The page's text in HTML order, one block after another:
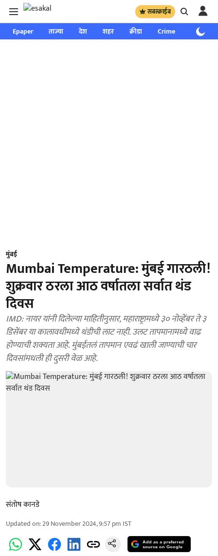
सबस्क्राईब
Epaper ताज्या देश शहर क्रीडा Crime साप्ताहिक
मुंबई
Mumbai Temperature: मुंबई गारठली!
शुक्रवार ठरला आठ वर्षातला सर्वात थंड
दिवस
IMD: नायर यांनी दिलेल्या माहितीनुसार, महाराष्ट्रामध्ये ३० नोव्हेंबर ते ३
डिसेंबर या कालावधीमध्ये थंडीची लाट नाही. उलट तापमानामध्ये वाढ
होण्याची शक्यता आहे. मुंबईतलं तापमान एवढं खाली जाण्याची चार
दिवसांमधली ही दुसरी वेळ आहे.
संतोष कानडे
Updated on:29 November 2024, 9:57 pm IST
Add as a preferred
source on Google